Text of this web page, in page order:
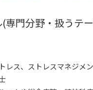
専門分野・扱うテ
レス、ストレスマネジメ